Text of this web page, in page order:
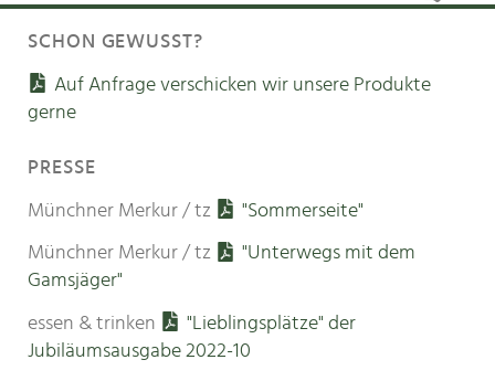
SCHON GEWUSST?
Auf Anfrage verschicken wir unsere Produkte
gerne
PRESSE
Münchner Merkur / tz "Sommerseite"
Münchner Merkur / tz
"Unterwegs mit dem
Gamsjäger"
essen & trinken
"Lieblingsplätze" der
Jubiläumsausgabe 2022-10